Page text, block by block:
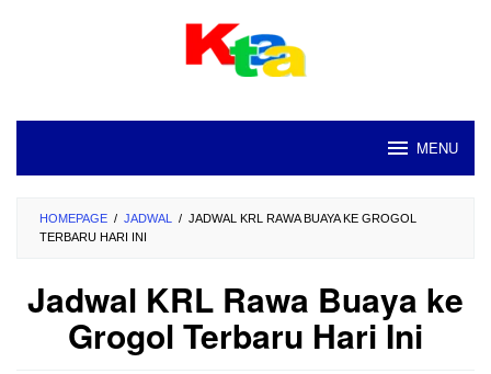
MENU
HOMEPAGE / JADWAL / JADWAL KRL RAWA BUAYA KE GROGOL
TERBARU HARI INI
Jadwal KRL Rawa Buaya ke
Grogol Terbaru Hari Ini